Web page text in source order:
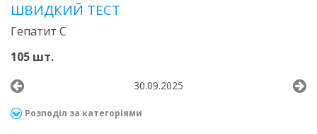
ШВИДКИЙ ТЕСТ
Гепатит С
105 шт.
30.09.2025
Розподіл за категоріями